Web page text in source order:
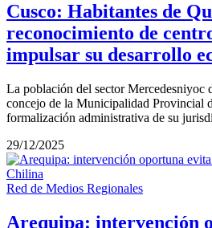
Cusco: Habitantes de
reconocimiento de
impulsar su desarrollo
La población del sector Mercedesniyoc
concejo de la Municipalidad Provincial
formalización administrativa de su
29/12/2025
Red de Medios Regionales
Arequipa: intervención